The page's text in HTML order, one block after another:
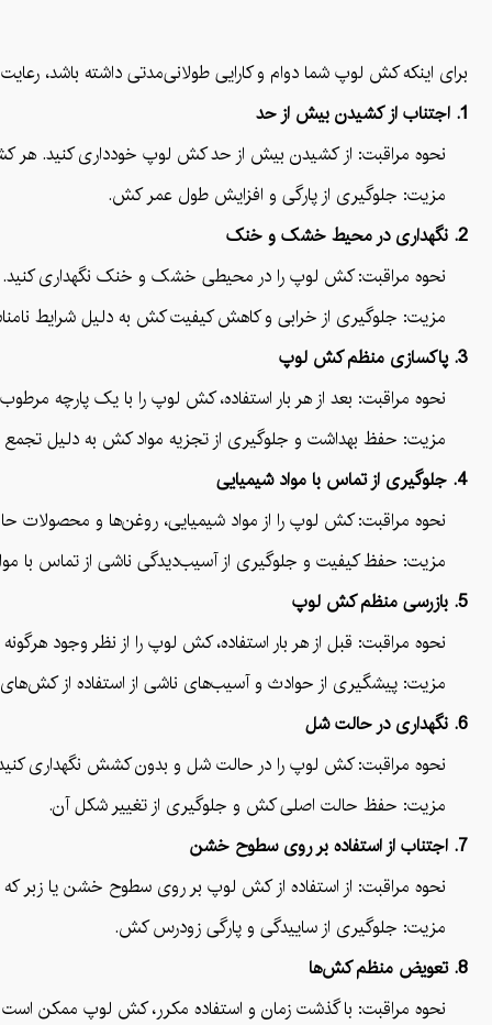
برای اینکه کش لوپ شما دوام و کارایی طولانی‌مدتی داشته باشد،
1. اجتناب از کشیدن بیش از حد
نحوه مراقبت: از کشیدن بیش از حد کش لوپ خودداری کنید. هر
مزیت: جلوگیری از پارگی و افزایش طول عمر کش.
2. نگهداری در محیط خشک و خنک
نحوه مراقبت: کش لوپ را در محیطی خشک و خنک نگهداری کنید.
مزیت: جلوگیری از خرابی و کاهش کیفیت کش به دلیل شرایط
3. پاکسازی منظم کش لوپ
نحوه مراقبت: بعد از هر بار استفاده، کش لوپ را با یک پارچه
مزیت: حفظ بهداشت و جلوگیری از تجزیه مواد کش به دلیل تجمع
4. جلوگیری از تماس با مواد شیمیایی
نحوه مراقبت: کش لوپ را از مواد شیمیایی، روغن‌ها و محصولات
مزیت: حفظ کیفیت و جلوگیری از آسیب‌دیدگی ناشی از تماس با
5. بازرسی منظم کش لوپ
نحوه مراقبت: قبل از هر بار استفاده، کش لوپ را از نظر وجود
مزیت: پیشگیری از حوادث و آسیب‌های ناشی از استفاده از
6. نگهداری در حالت شل
نحوه مراقبت: کش لوپ را در حالت شل و بدون کشش نگهداری کنید.
مزیت: حفظ حالت اصلی کش و جلوگیری از تغییر شکل آن.
7. اجتناب از استفاده بر روی سطوح خشن
نحوه مراقبت: از استفاده از کش لوپ بر روی سطوح خشن یا زبر
مزیت: جلوگیری از ساییدگی و پارگی زودرس کش.
8. تعویض منظم کش‌ها
نحوه مراقبت: با گذشت زمان و استفاده مکرر، کش لوپ ممکن است